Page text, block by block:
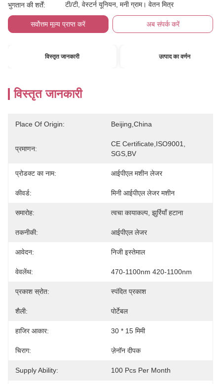
भुगतान की शर्तें: टी/टी, वेस्टर्न यूनियन, मनी ग्राम। वेतन मित्र
सर्वोत्तम मूल्य प्राप्त करें अब संपर्क करें
विस्तृत जानकारी उत्पाद का वर्णन
विस्तृत जानकारी
Place Of Origin: Beijing,China
प्रमाणन:
CE Certificate,ISO9001,
SGS,BV
प्रोडक्ट का नाम: आईपीएल मशीन लेजर
कीवर्ड: मिनी आईपीएल लेजर मशीन
समारोह: त्वचा कायाकल्प, झुर्रियाँ हटाना
तकनीकी: आईपीएल लेजर
आवेदन: निजी इस्तेमाल
वेवलेंथ: 470-1100nm 420-1100nm
प्रकाश स्रोत: स्पंदित प्रकाश
शैली: पोर्टेबल
हाजिर आकार: 30 * 15 मिमी
चिराग: ज़ेनॉन दीपक
Supply Ability: 100 Pcs Per Month